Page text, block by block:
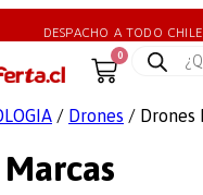
DESPACHO A TODO CHILE
0
/ Drones / Drones